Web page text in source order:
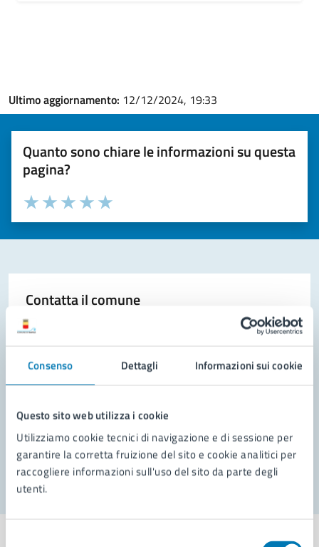
Consenso Dettagli Informazioni sui cookie
Questo sito web utilizza i cookie
Utilizziamo cookie tecnici di navigazione e di sessione per
garantire la corretta fruizione del sito e cookie analitici per
raccogliere informazioni sull'uso del sito da parte degli
utenti.
Ultimo aggiornamento: 12/12/2024, 19:33
Quanto sono chiare le informazioni su questa
pagina?
Valuta la chiarezza delle informazioni (da 1 a 5 stelle)
Seleziona il numero di stelle per valutare la chiarezza delle
Valuta 5 stelle su 5
Valuta 4 stelle su 5
Valuta 3 stelle su 5
Valuta 2 stelle su 5
Valuta 1 stelle su 5
Contatta il comune
Richiedi assistenza
Prenota appuntamento
Problemi in città
Segnala disservizio